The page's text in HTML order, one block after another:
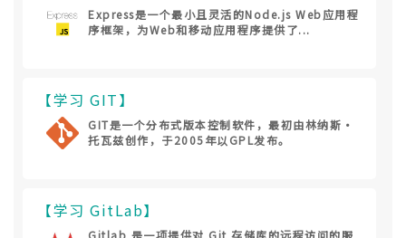
Express是一个最小且灵活的Node.js Web应用程
序框架，为Web和移动应用程序提供了...
【学习 GIT】
GIT是一个分布式版本控制软件，最初由林纳斯·
托瓦兹创作，于2005年以GPL发布。
【学习 GitLab】
Gitlab 是一项提供对 Git 存储库的远程访问的服